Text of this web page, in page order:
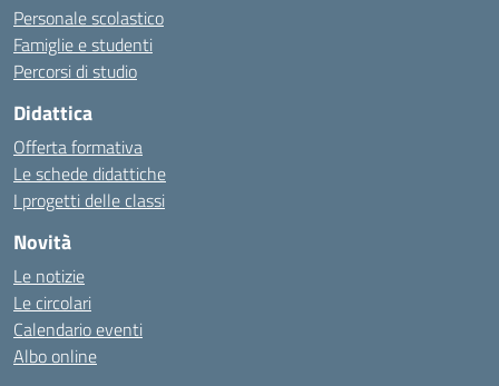
Personale scolastico
Famiglie e studenti
Percorsi di studio
Didattica
Offerta formativa
Le schede didattiche
I progetti delle classi
Novità
Le notizie
Le circolari
Calendario eventi
Albo online